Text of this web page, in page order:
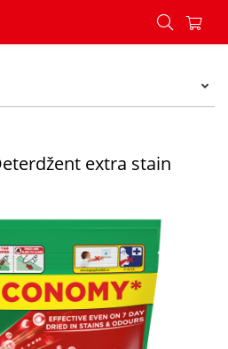
Pods Deterdžent extra stain
extra stain